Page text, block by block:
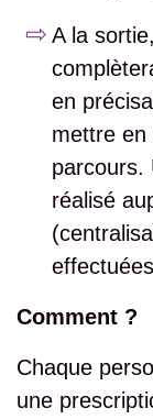
A la
en
mettre
parcours.
réalisé
Comment ?
Chaque
une